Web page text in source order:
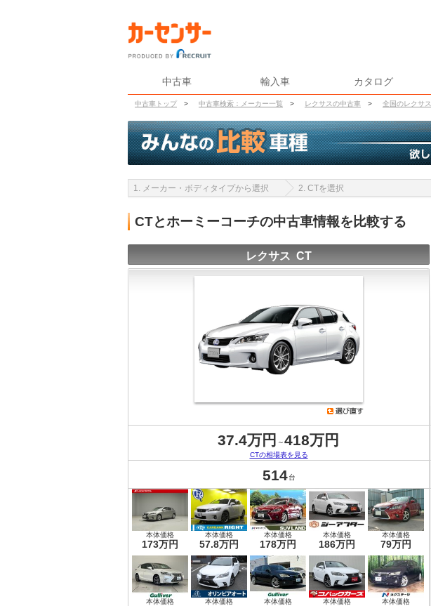
中古車 輸入車 カタログ
中古車トップ > 中古車検索：メーカー一覧 > レクサスの中古車 > 全国のレクサス
1. メーカー・ボディタイプから選択 2. CTを選択
CTとホーミーコーチの中古車情報を比較する
レクサス CT
37.4万円 ～418万円
CTの相場表を見る
514 台
本体価格
173万円
本体価格
57.8万円
本体価格
178万円
本体価格
186万円
本体価格
79万円
本体価格 本体価格 本体価格 本体価格 本体価格